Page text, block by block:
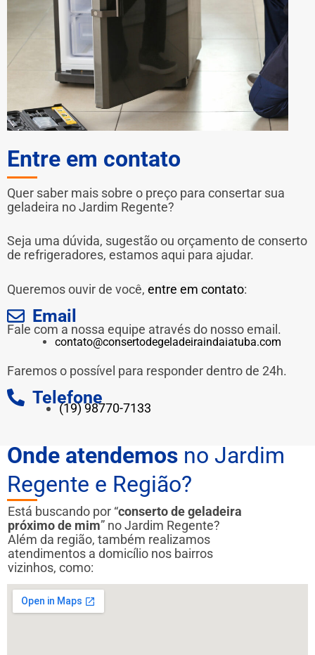
Entre em contato
Quer saber mais sobre o preço para consertar sua
geladeira no Jardim Regente?
Seja uma dúvida, sugestão ou orçamento de conserto
de refrigeradores, estamos aqui para ajudar.
Queremos ouvir de você, entre em contato:
Email
Fale com a nossa equipe através do nosso email.
contato@consertodegeladeiraindaiatuba.com
Faremos o possível para responder dentro de 24h.
Telefone
(19) 98770-7133
Onde atendemos no Jardim
Regente e Região?
Está buscando por “conserto de geladeira
próximo de mim” no Jardim Regente?
Além da região, também realizamos
atendimentos a domicílio nos bairros
vizinhos, como: